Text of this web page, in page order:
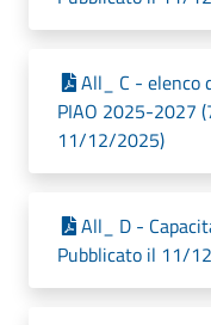
All_ C - elenco
PIAO 2025-2027
11/12/2025)
All_ D -
Pubblicato il 11/